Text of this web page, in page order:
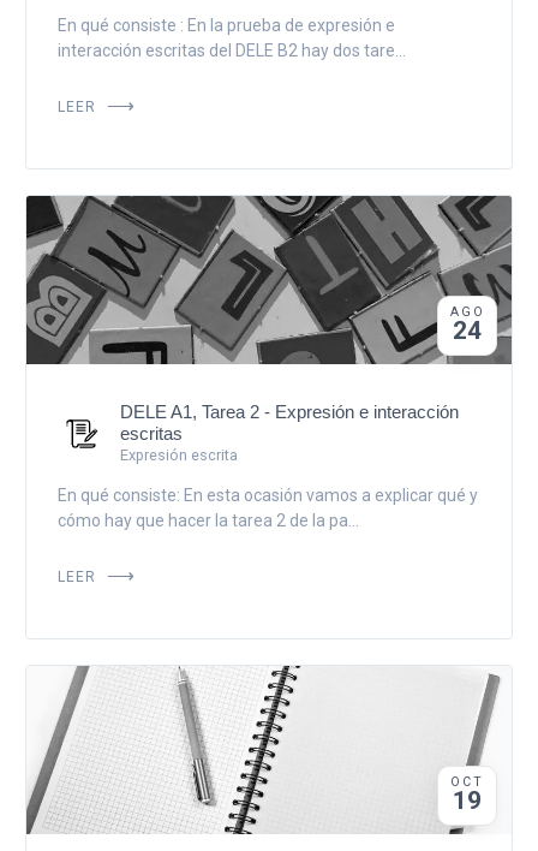
En qué consiste : En la prueba de expresión e
interacción escritas del DELE B2 hay dos tare...
LEER
AGO
24
DELE A1, Tarea 2 - Expresión e interacción
escritas
Expresión escrita
En qué consiste: En esta ocasión vamos a explicar qué y
cómo hay que hacer la tarea 2 de la pa...
LEER
OCT
19